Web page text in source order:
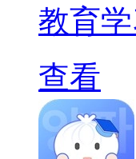
教育学
查看